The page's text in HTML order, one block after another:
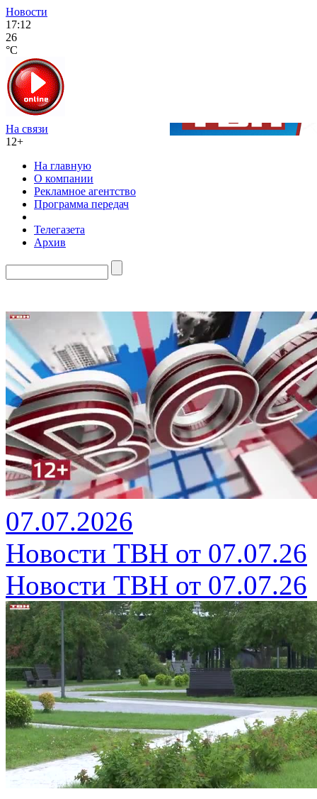
Новости
17:12
26
°C
На связи
12+
На главную
О компании
Рекламное агентство
Программа передач
Телегазета
Архив
07.07.2026
Новости ТВН от 07.07.26
Новости ТВН от 07.07.26